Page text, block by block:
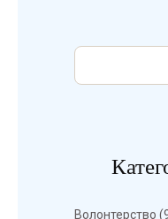
Волонтерство